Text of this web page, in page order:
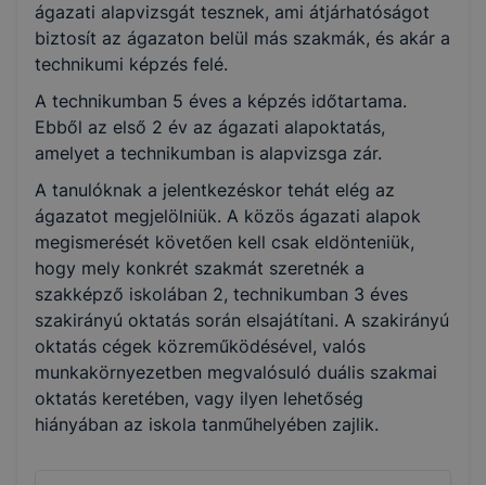
ágazati alapvizsgát tesznek, ami átjárhatóságot
biztosít az ágazaton belül más szakmák, és akár a
technikumi képzés felé.
A technikumban 5 éves a képzés időtartama.
Ebből az első 2 év az ágazati alapoktatás,
amelyet a technikumban is alapvizsga zár.
A tanulóknak a jelentkezéskor tehát elég az
ágazatot megjelölniük. A közös ágazati alapok
megismerését követően kell csak eldönteniük,
hogy mely konkrét szakmát szeretnék a
szakképző iskolában 2, technikumban 3 éves
szakirányú oktatás során elsajátítani. A szakirányú
oktatás cégek közreműködésével, valós
munkakörnyezetben megvalósuló duális szakmai
oktatás keretében, vagy ilyen lehetőség
hiányában az iskola tanműhelyében zajlik.